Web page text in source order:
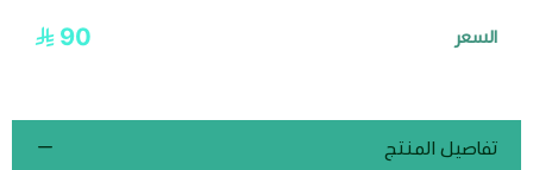
السعر 90
تفاصيل المنتج